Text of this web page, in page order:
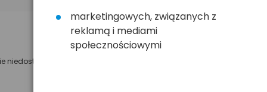
niedostępny
Powiadom mnie o dostępności
marketingowych, związanych z
reklamą i mediami
społecznościowymi